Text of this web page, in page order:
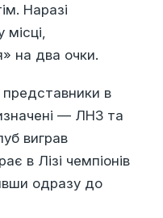
Наразі
на два очки.
в
— ЛНЗ та
виграв
в Лізі чемпіонів
одразу до